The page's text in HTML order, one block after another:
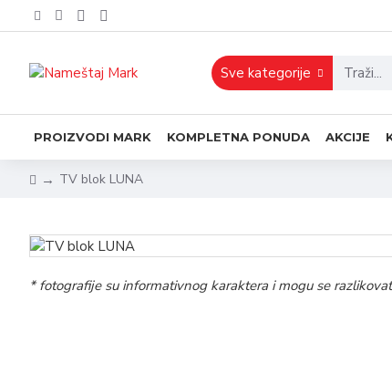
Sve kategorije
PROIZVODI MARK KOMPLETNA PONUDA AKCIJE
TV blok LUNA
* fotografije su informativnog karaktera i mogu se